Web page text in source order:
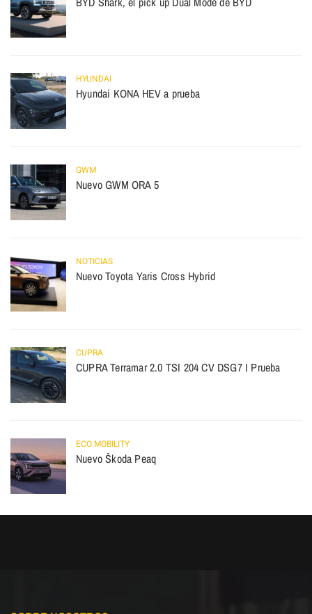
HYUNDAI
Hyundai KONA HEV a prueba
GWM
Nuevo GWM ORA 5
NOTICIAS
Nuevo Toyota Yaris Cross Hybrid
CUPRA
CUPRA Terramar 2.0 TSI 204 CV DSG7 I Prueba
ECO MOBILITY
Nuevo Škoda Peaq